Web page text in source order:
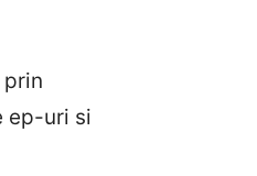
ep-uri si